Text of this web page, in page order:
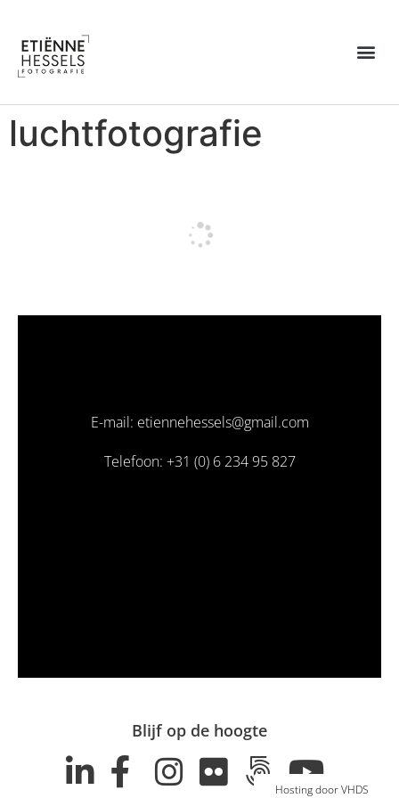
luchtfotografie
E-mail: etiennehessels@gmail.com
Telefoon: +31 (0) 6 234 95 827
Blijf op de hoogte
Hosting door VHDS